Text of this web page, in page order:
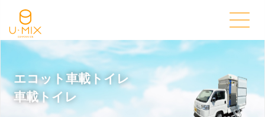
エコット車載トイレ
⾞載トイレ